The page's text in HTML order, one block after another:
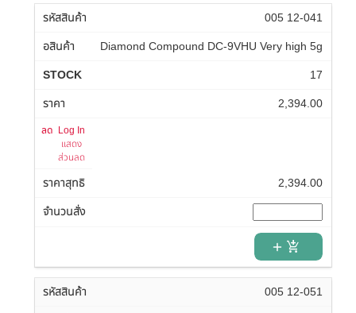
005 12-041
Diamond Compound DC-9VHU Very high 5g
17
2,394.00
Log In
แสดง
ส่วนลด
2,394.00
add_shopping_cart
005 12-051